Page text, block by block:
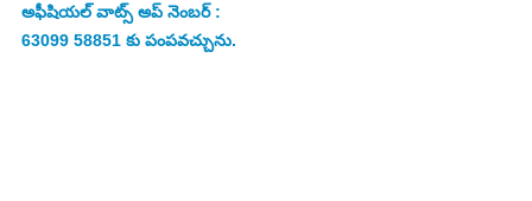
అఫీషియల్ వాట్స్ అప్ నెంబర్ :
63099 58851 కు పంపవచ్చును.